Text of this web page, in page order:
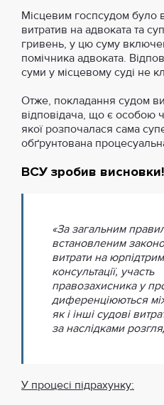
Місцевим госпсудом було
витратив на адвоката та
гривень, у цю суму
помічника адвоката.
суми у місцевому суді не
Отже, покладання судом
відповідача, що є особою
якої розпочалася сама
обґрунтована
ВСУ зробив висновки!
«За загальним
встановленим
витрати на
консультації, участь
правозахисника у
диференціюються
як і інші судові
за наслідками
У процесі підрахунку: